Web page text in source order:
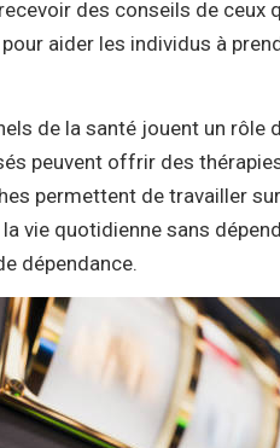
des conseils de
aider les individus à
de la santé jouent un
peuvent offrir des
permettent de travailler
vie quotidienne sans
dépendance.